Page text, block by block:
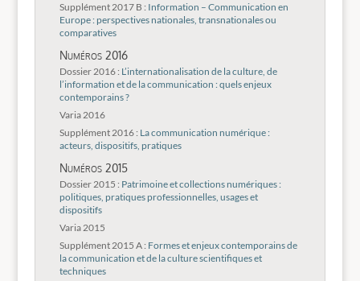
Supplément 2017 B : Information – Communication en
Europe : perspectives nationales, transnationales ou
comparatives
Numéros 2016
Dossier 2016 : L’internationalisation de la culture, de
l’information et de la communication : quels enjeux
contemporains ?
Varia 2016
Supplément 2016 : La communication numérique :
acteurs, dispositifs, pratiques
Numéros 2015
Dossier 2015 : Patrimoine et collections numériques :
politiques, pratiques professionnelles, usages et
dispositifs
Varia 2015
Supplément 2015 A : Formes et enjeux contemporains de
la communication et de la culture scientifiques et
techniques